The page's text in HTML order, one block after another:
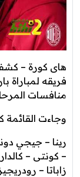
هاى كورة – كشف
فريقه لمباراة
منافسات المرحلة 33 للدورى الإيطالى
وجاءت القائمة
رينا – جيجي
– كونتى –
زاباتا –